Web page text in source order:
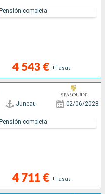
4 543 € +Tasas
Pensión completa
Juneau 02/06/2028
4 711 € +Tasas
Pensión completa